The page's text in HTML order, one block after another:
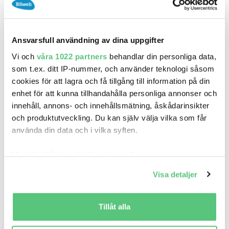
Ansvarsfull användning av dina uppgifter
Vi och våra 1022 partners behandlar din personliga data,
som t.ex. ditt IP-nummer, och använder teknologi såsom
cookies för att lagra och få tillgång till information på din
enhet för att kunna tillhandahålla personliga annonser och
innehåll, annons- och innehållsmätning, åskådarinsikter
och produktutveckling. Du kan själv välja vilka som får
använda din data och i vilka syften.
som kan ha en noggrannhet på upp till flera meter
Identifiera din enhet genom att aktivt skanna den
för specifika kännetecken (fingeravtryck)
Ta reda på mer om hur dina personliga uppgifter
Visa detaljer
Tillåt alla
värmare
Pris62 900 kr Beräkna månadskostnad
Bilgruvan AB
24 800 2015 Drivmedel:
Gratis historik (18)
Räkna på försäkring